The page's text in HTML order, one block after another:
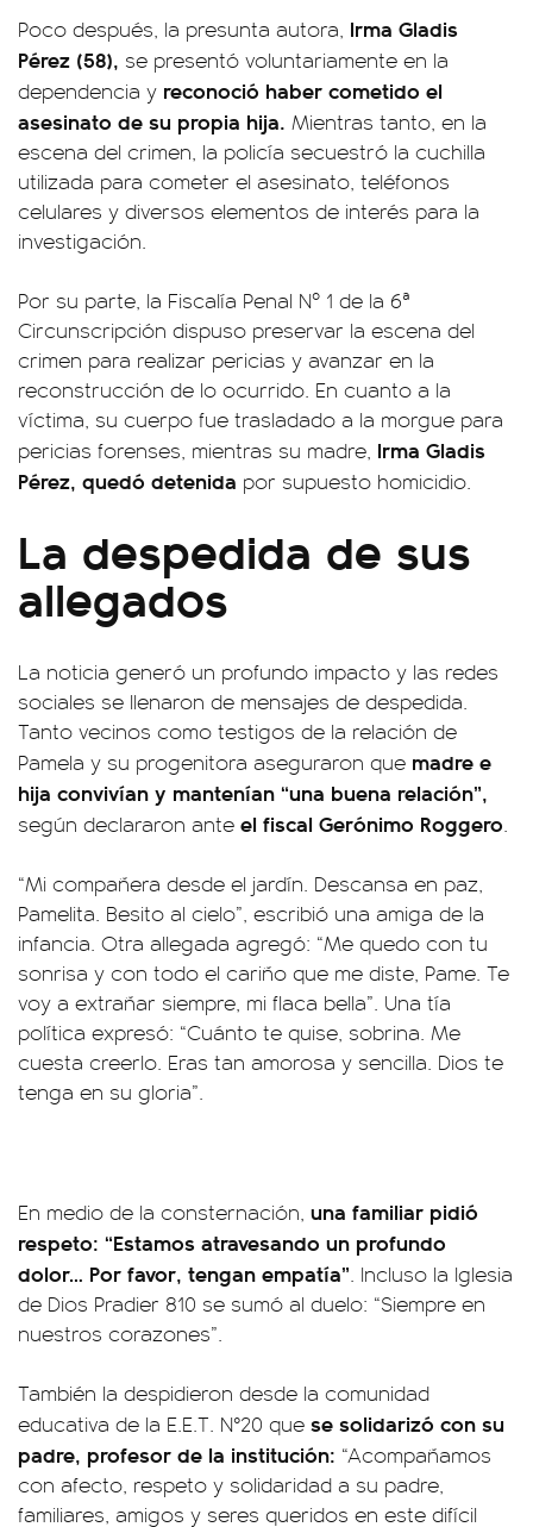
Poco después, la presunta autora, Irma Gladis
Pérez (58), se presentó voluntariamente en la
dependencia y reconoció haber cometido el
asesinato de su propia hija. Mientras tanto, en la
escena del crimen, la policía secuestró la cuchilla
utilizada para cometer el asesinato, teléfonos
celulares y diversos elementos de interés para la
investigación.
Por su parte, la Fiscalía Penal Nº 1 de la 6ª
Circunscripción dispuso preservar la escena del
crimen para realizar pericias y avanzar en la
reconstrucción de lo ocurrido. En cuanto a la
víctima, su cuerpo fue trasladado a la morgue para
pericias forenses, mientras su madre, Irma Gladis
Pérez, quedó detenida por supuesto homicidio.
La despedida de sus
allegados
La noticia generó un profundo impacto y las redes
sociales se llenaron de mensajes de despedida.
Tanto vecinos como testigos de la relación de
Pamela y su progenitora aseguraron que madre e
hija convivían y mantenían “una buena relación”,
según declararon ante el fiscal Gerónimo Roggero.
“Mi compañera desde el jardín. Descansa en paz,
Pamelita. Besito al cielo”, escribió una amiga de la
infancia. Otra allegada agregó: “Me quedo con tu
sonrisa y con todo el cariño que me diste, Pame. Te
voy a extrañar siempre, mi flaca bella”. Una tía
política expresó: “Cuánto te quise, sobrina. Me
cuesta creerlo. Eras tan amorosa y sencilla. Dios te
tenga en su gloria”.
En medio de la consternación, una familiar pidió
respeto: “Estamos atravesando un profundo
dolor… Por favor, tengan empatía”. Incluso la Iglesia
de Dios Pradier 810 se sumó al duelo: “Siempre en
nuestros corazones”.
También la despidieron desde la comunidad
educativa de la E.E.T. N°20 que se solidarizó con su
padre, profesor de la institución: “Acompañamos
con afecto, respeto y solidaridad a su padre,
familiares, amigos y seres queridos en este difícil